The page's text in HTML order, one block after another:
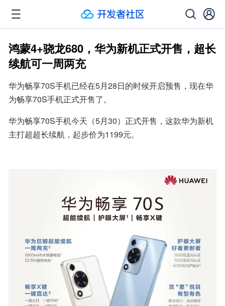
鸿蒙4+骁龙680，华为新机正式开售，超长
续航可一周两充
华为畅享70S手机已经在5月28日的时候开启预售，现在华
为畅享70S手机正式开售了。
华为畅享70S手机今天（5月30）正式开售，这款华为新机
主打超超长续航，起步价为1199元。